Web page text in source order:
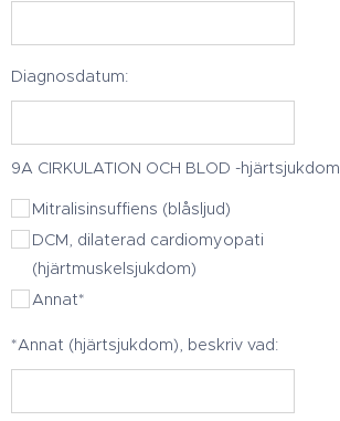
Diagnosdatum:
9A CIRKULATION OCH BLOD -hjärtsjukdom
Mitralisinsuffiens (blåsljud)
DCM, dilaterad cardiomyopati
(hjärtmuskelsjukdom)
Annat*
*Annat (hjärtsjukdom), beskriv vad: